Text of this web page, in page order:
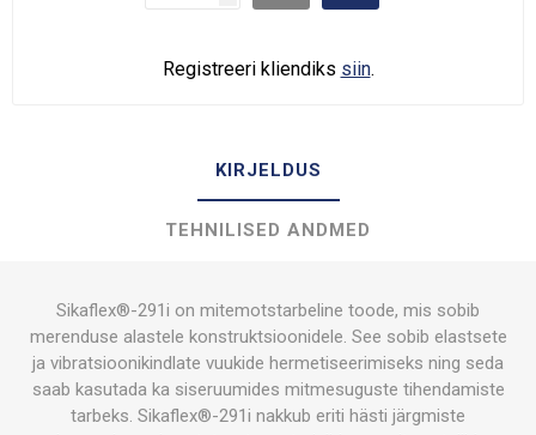
Registreeri kliendiks siin.
KIRJELDUS
TEHNILISED ANDMED
Sikaflex®-291i on mitemotstarbeline toode, mis sobib
merenduse alastele konstruktsioonidele. See sobib elastsete
ja vibratsioonikindlate vuukide hermetiseerimiseks ning seda
saab kasutada ka siseruumides mitmesuguste tihendamiste
tarbeks. Sikaflex®-291i nakkub eriti hästi järgmiste